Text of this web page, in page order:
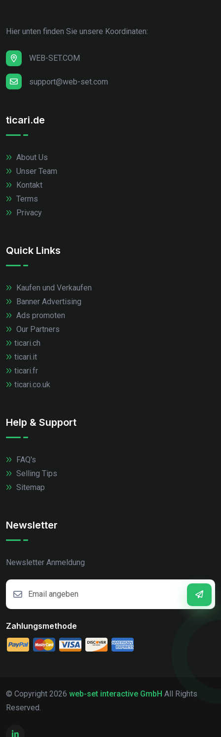
Hier unten finden Sie unsere Koordinaten:
WEB-SET.COM
support@web-set.com
ticari.de
About Us
Unser Team
Kontakt
Terms
Privacy
Quick Links
Kaufen und Verkaufen
Banner Advertising
Ads promoten
Our Partners
ticari.ch
ticari.it
ticari.fr
ticari.co.uk
Help & Support
FAQ's
Selling Tips
Sitemap
Newsletter
Newsletter Anmeldung
Zahlungsmethode
© Copyright 2026 web-set interactive GmbH All Rights
Reserved.